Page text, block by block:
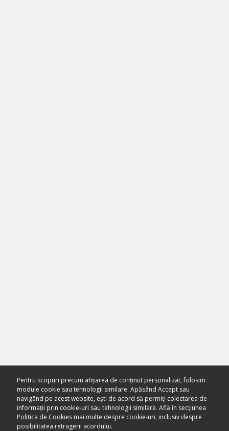
Pentru scopuri precum afișarea de conținut personalizat, folosim
module cookie sau tehnologii similare. Apăsând Accept sau
navigând pe acest website, ești de acord să permiți colectarea de
informații prin cookie-uri sau tehnologii similare. Află în secțiunea
Politica de Cookiesmai multe despre cookie-uri, inclusiv despre
posibilitatea retragerii acordului.